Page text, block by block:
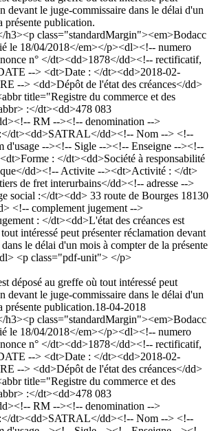
devant le juge-commissaire dans le délai d'un
présente publication.
h3><p class="standardMargin"><em>Bodacc
le 18/04/2018</em></p><dl><!-- numero
n° </dt><dd>1878</dd><!-- rectificatif,
--> <dt>Date : </dt><dd>2018-02-
--> <dd>Dépôt de l'état des créances</dd>
title="Registre du commerce et des
:</dt><dd>478 083
RM --><!-- denomination -->
dt><dd>SATRAL</dd><!-- Nom --> <!--
d'usage --><!-- Sigle --><!-- Enseigne --><!--
: </dt><dd>Société à responsabilité
dd><!-- Activite --><dt>Activité : </dt>
de fret interurbains</dd><!-- adresse -->
social :</dt><dd> 33 route de Bourges 18130
<!-- complement jugement -->
: </dt><dd>L'état des créances est
intéressé peut présenter réclamation devant
le délai d'un mois à compter de la présente
<p class="pdf-unit"> </p>
déposé au greffe où tout intéressé peut
devant le juge-commissaire dans le délai d'un
présente publication.18-04-2018
h3><p class="standardMargin"><em>Bodacc
le 18/04/2018</em></p><dl><!-- numero
n° </dt><dd>1878</dd><!-- rectificatif,
--> <dt>Date : </dt><dd>2018-02-
--> <dd>Dépôt de l'état des créances</dd>
title="Registre du commerce et des
:</dt><dd>478 083
RM --><!-- denomination -->
dt><dd>SATRAL</dd><!-- Nom --> <!--